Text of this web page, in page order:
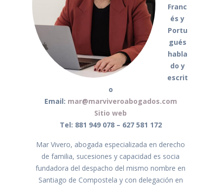
Franc
és y
Portu
gués
habla
do y
escrit
o
Email: mar@marviveroabogados.com
Sitio web
Tel: 881 949 078 – 627 581 172
Mar Vivero, abogada especializada en derecho
de familia, sucesiones y capacidad es socia
fundadora del despacho del mismo nombre en
Santiago de Compostela y con delegación en